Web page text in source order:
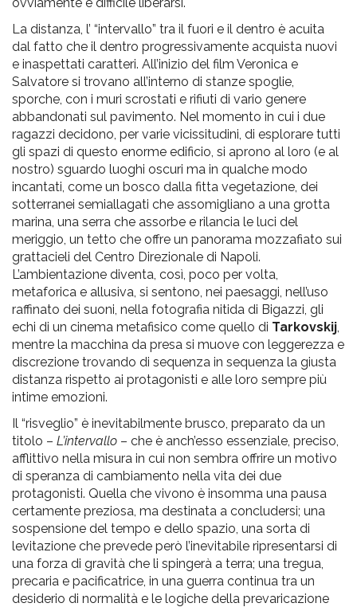
La distanza, l’ “intervallo” tra il fuori e il dentro è acuita
dal fatto che il dentro progressivamente acquista nuovi
e inaspettati caratteri. All’inizio del film Veronica e
Salvatore si trovano all’interno di stanze spoglie,
sporche, con i muri scrostati e rifiuti di vario genere
abbandonati sul pavimento. Nel momento in cui i due
ragazzi decidono, per varie vicissitudini, di esplorare tutti
gli spazi di questo enorme edificio, si aprono al loro (e al
nostro) sguardo luoghi oscuri ma in qualche modo
incantati, come un bosco dalla fitta vegetazione, dei
sotterranei semiallagati che assomigliano a una grotta
marina, una serra che assorbe e rilancia le luci del
meriggio, un tetto che offre un panorama mozzafiato sui
grattacieli del Centro Direzionale di Napoli.
L’ambientazione diventa, così, poco per volta,
metaforica e allusiva, si sentono, nei paesaggi, nell’uso
raffinato dei suoni, nella fotografia nitida di Bigazzi, gli
echi di un cinema metafisico come quello di Tarkovskij,
mentre la macchina da presa si muove con leggerezza e
discrezione trovando di sequenza in sequenza la giusta
distanza rispetto ai protagonisti e alle loro sempre più
intime emozioni.
Il “risveglio” è inevitabilmente brusco, preparato da un
titolo – L’intervallo – che è anch’esso essenziale, preciso,
afflittivo nella misura in cui non sembra offrire un motivo
di speranza di cambiamento nella vita dei due
protagonisti. Quella che vivono è insomma una pausa
certamente preziosa, ma destinata a concludersi; una
sospensione del tempo e dello spazio, una sorta di
levitazione che prevede però l’inevitabile ripresentarsi di
una forza di gravità che li spingerà a terra; una tregua,
precaria e pacificatrice, in una guerra continua tra un
desiderio di normalità e le logiche della prevaricazione